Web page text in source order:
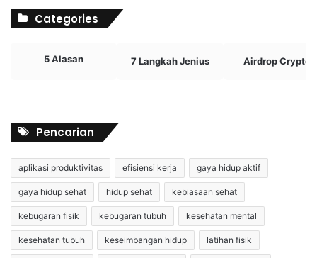
Categories
5 Alasan 7 Langkah Jenius Airdrop Crypto
Pencarian
aplikasi produktivitas efisiensi kerja gaya hidup aktif
gaya hidup sehat hidup sehat kebiasaan sehat
kebugaran fisik kebugaran tubuh kesehatan mental
kesehatan tubuh keseimbangan hidup latihan fisik